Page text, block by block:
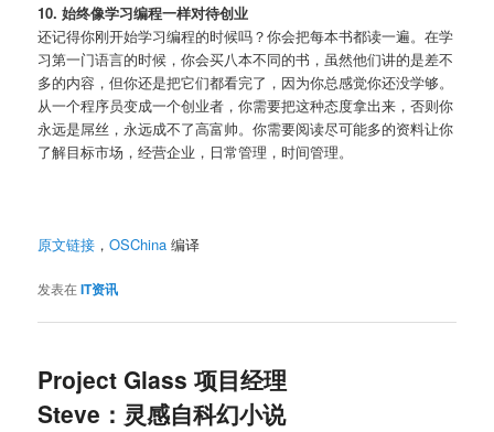
10. 始终像学习编程一样对待创业
还记得你刚开始学习编程的时候吗？你会把每本书都读一遍。在学
习第一门语言的时候，你会买八本不同的书，虽然他们讲的是差不
多的内容，但你还是把它们都看完了，因为你总感觉你还没学够。
从一个程序员变成一个创业者，你需要把这种态度拿出来，否则你
永远是屌丝，永远成不了高富帅。你需要阅读尽可能多的资料让你
了解目标市场，经营企业，日常管理，时间管理。
原文链接 ，OSChina 编译
发表在IT资讯
Project Glass 项目经理
Steve：灵感自科幻小说